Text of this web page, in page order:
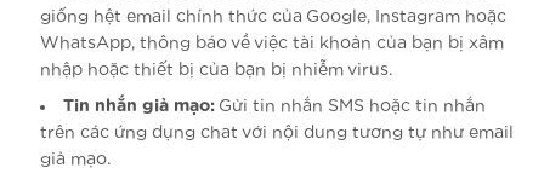
giống hệt email chính thức của Google, Instagram hoặc
WhatsApp, thông báo về việc tài khoản của bạn bị xâm
nhập hoặc thiết bị của bạn bị nhiễm virus.
Tin nhắn giả mạo: Gửi tin nhắn SMS hoặc tin nhắn
trên các ứng dụng chat với nội dung tương tự như email
giả mạo.